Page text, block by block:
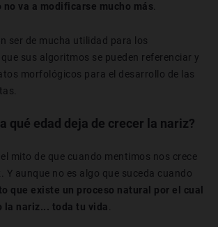
va a modificarse mucho más
ser de mucha utilidad para los
sus algoritmos se pueden referenciar y
morfológicos para el desarrollo de las
qué edad deja de crecer la nariz?
mito de que cuando mentimos nos crece
Y aunque no es algo que suceda cuando
que existe un proceso natural por el cual
la nariz... toda tu vida